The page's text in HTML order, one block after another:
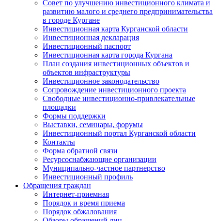
Совет по улучшению инвестиционного климата и
развитию малого и среднего предпринимательства
в городе Кургане
Инвестиционная карта Курганской области
Инвестиционная декларация
Инвестиционный паспорт
Инвестиционная карта города Кургана
План создания инвестиционных объектов и
объектов инфраструктуры
Инвестиционное законодательство
Сопровождение инвестиционного проекта
Свободные инвестиционно-привлекательные
площадки
Формы поддержки
Выставки, семинары, форумы
Инвестиционный портал Курганской области
Контакты
Форма обратной связи
Ресурсоснабжающие организации
Муниципально-частное партнерство
Инвестиционный профиль
Обращения граждан
Интернет-приемная
Порядок и время приема
Порядок обжалования